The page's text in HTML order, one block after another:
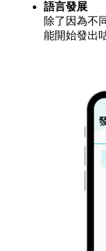
語言發展
除了因為不
能開始發出